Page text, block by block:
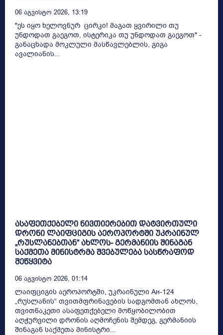
06 Აგვისტო 2026, 13:19
"ეს იყო ხელოვნურ ცირკი! მაგათ ყვირილი თუ
უნდოდათ გაეგოთ, ისტერიკა თუ უნდოდათ გაეგოთ" -
განაცხადა მოკლული მასწავლებლის, გიგა
ავალიანის...
ასაფეთქებელი ნივთიერებით დატვირთული
დრონი ლაიფციგის აეროპორტში უკრაინულ
„რუსლანებთან“ ახლოს- გერმანიის შინაგან
საქმეთა მინისტრმა შვებულება სასწრაფოდ
შეწყვიტა
06 Აგვისტო 2026, 01:14
ლაიფციგის აეროპორტში, უკრაინული Ан-124
„რუსლანის“ თვითმფრინავების სადგომთან ახლოს,
თვითნაკეთი ასაფეთქებელი მოწყობილობით
აღჭურვილი დრონის აღმოჩენის შემდეგ, გერმანიის
შინაგან საქმეთა მინისტრი...